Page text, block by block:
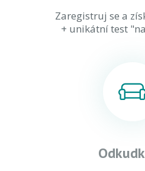
Zaregistruj se a
+ unikátní test